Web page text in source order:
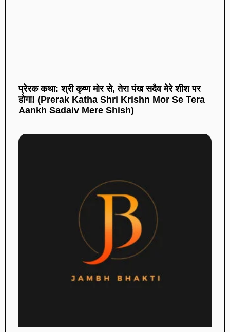
प्रेरक कथा: श्री कृष्ण मोर से, तेरा पंख सदैव मेरे शीश पर
होगा! (Prerak Katha Shri Krishn Mor Se Tera
Aankh Sadaiv Mere Shish)